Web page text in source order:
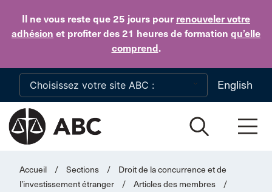
Il ne vous reste que 25 jours pour renouveler votre
adhésion et profiter des 21 heures de formation qu’elle
comprend.
Skip to main content
English
Accueil / Sections /
Droit de la concurrence et de
l’investissement étranger
/ Articles des membres /